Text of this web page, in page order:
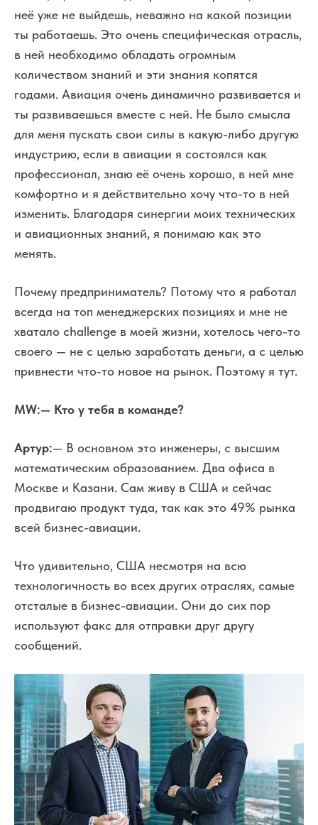
неё уже не выйдешь, неважно на какой позиции
ты работаешь. Это очень специфическая отрасль,
в ней необходимо обладать огромным
количеством знаний и эти знания копятся
годами. Авиация очень динамично развивается и
ты развиваешься вместе с ней. Не было смысла
для меня пускать свои силы в какую-либо другую
индустрию, если в авиации я состоялся как
профессионал, знаю её очень хорошо, в ней мне
комфортно и я действительно хочу что-то в ней
изменить. Благодаря синергии моих технических
и авиационных знаний, я понимаю как это
менять.
Почему предприниматель? Потому что я работал
всегда на топ менеджерских позициях и мне не
хватало challenge в моей жизни, хотелось чего-то
своего — не с целью заработать деньги, а с целью
привнести что-то новое на рынок. Поэтому я тут.
MW:— Кто у тебя в команде?
Артур:— В основном это инженеры, с высшим
математическим образованием. Два офиса в
Москве и Казани. Сам живу в США и сейчас
продвигаю продукт туда, так как это 49% рынка
всей бизнес-авиации.
Что удивительно, США несмотря на всю
технологичность во всех других отраслях, самые
отсталые в бизнес-авиации. Они до сих пор
используют факс для отправки друг другу
сообщений.